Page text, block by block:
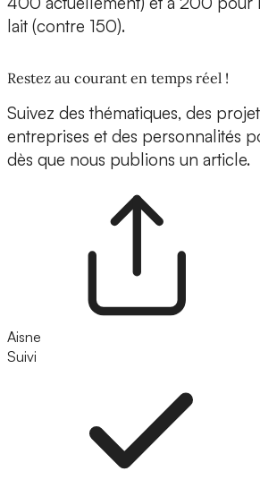
lait (contre 150).
Restez au courant en temps réel !
Suivez des thématiques, des
entreprises et des personnalités
dès que nous publions un article.
Aisne
Suivi